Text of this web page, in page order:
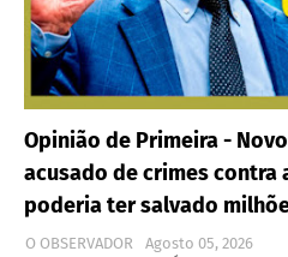
Opinião de Primeira -
acusado de crimes contra
poderia ter salvado
O OBSERVADOR
Agosto 05, 2026